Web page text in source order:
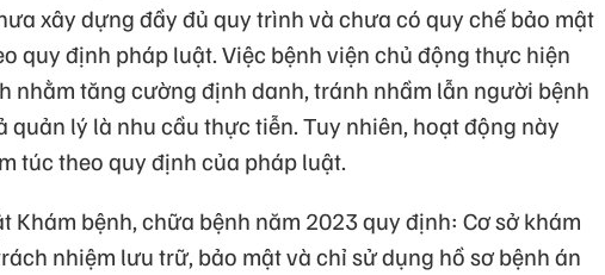
xây dựng đầy đủ quy trình và chưa có quy chế bảo mật
quy định pháp luật. Việc bệnh viện chủ động thực hiện
nhằm tăng cường định danh, tránh nhầm lẫn người bệnh
quản lý là nhu cầu thực tiễn. Tuy nhiên, hoạt động này
túc theo quy định của pháp luật.
Khám bệnh, chữa bệnh năm 2023 quy định: Cơ sở khám
nhiệm lưu trữ, bảo mật và chỉ sử dụng hồ sơ bệnh án